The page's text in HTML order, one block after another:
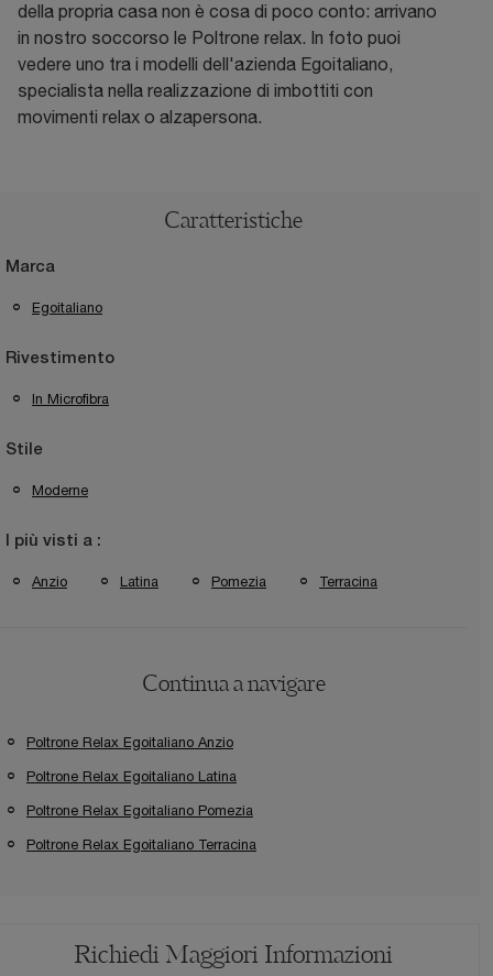
della propria casa non è cosa di poco conto: arrivano
in nostro soccorso le Poltrone relax. In foto puoi
vedere uno tra i modelli dell'azienda Egoitaliano,
specialista nella realizzazione di imbottiti con
movimenti relax o alzapersona.
Caratteristiche
Marca
Egoitaliano
Rivestimento
In Microfibra
Stile
Moderne
I più visti a :
Anzio Latina Pomezia Terracina
Continua a navigare
Poltrone Relax Egoitaliano Anzio
Poltrone Relax Egoitaliano Latina
Poltrone Relax Egoitaliano Pomezia
Poltrone Relax Egoitaliano Terracina
Richiedi Maggiori Informazioni